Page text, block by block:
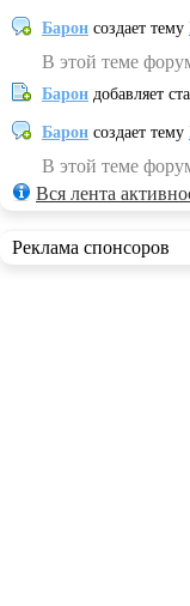
Барон создает тему
В этой теме
Барон добавляет
Барон создает тему
В этой теме
Вся лента
Реклама спонсоров